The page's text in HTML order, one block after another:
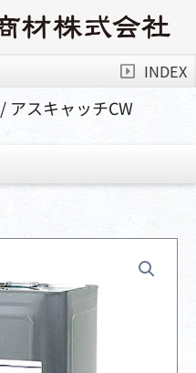
INDEX
/ アスキャッチCW